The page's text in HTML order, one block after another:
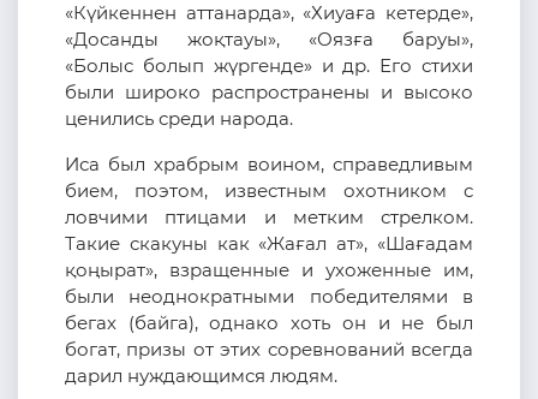
«Күйкеннен аттанарда», «Хиуаға кетерде»,
«Досанды жоқтауы», «Оязға баруы»,
«Болыс болып жүргенде» и др. Его стихи
были широко распространены и высоко
ценились среди народа.
Иса был храбрым воином, справедливым
бием, поэтом, известным охотником с
ловчими птицами и метким стрелком.
Такие скакуны как «Жағал ат», «Шағадам
қоңырат», взращенные и ухоженные им,
были неоднократными победителями в
бегах (байга), однако хоть он и не был
богат, призы от этих соревнований всегда
дарил нуждающимся людям.